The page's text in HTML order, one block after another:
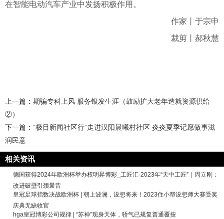
在智能电动汽车产业中发扬积极作用。
作家丨于宗申
裁剪丨郝秋慧
上一篇： 期骗专科上风 服务银发生涯（鼓励扩大老年造就资源供给
②）
下一篇： “极目新闻社区行”走进汉阳晨曦村社区 炎炎夏季记愿做事滋
润民意
相关资讯
德国获得2024年欧洲杯举办权明昇博彩_工匠汇·2023年“天中工匠”｜周立刚：
改进破壁引颈曩昔
皇冠足球指数决战欧洲杯 | 朝上波澜，设想将来！2023住小帮设想师大赛受奖
庆典无缺收官
hga皇冠博彩公司规律 | “苏神”现身天体，骄气已规复普通覆按